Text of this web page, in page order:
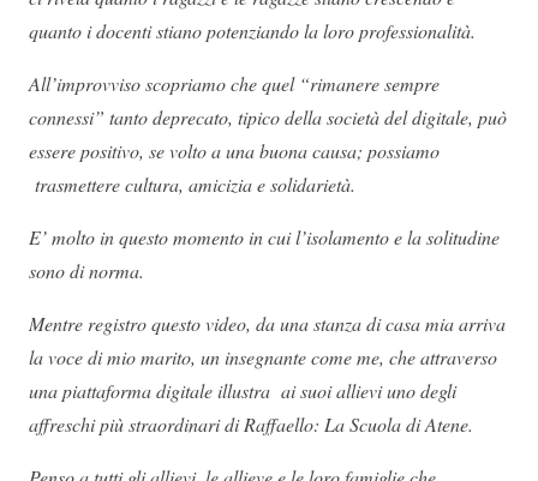
quanto i docenti stiano potenziando la loro professionalità.
All’improvviso scopriamo che quel “rimanere sempre
connessi” tanto deprecato, tipico della società del digitale, può
essere positivo, se volto a una buona causa; possiamo
trasmettere cultura, amicizia e solidarietà.
E’ molto in questo momento in cui l’isolamento e la solitudine
sono di norma.
Mentre registro questo video, da una stanza di casa mia arriva
la voce di mio marito, un insegnante come me, che attraverso
una piattaforma digitale illustra ai suoi allievi uno degli
affreschi più straordinari di Raffaello: La Scuola di Atene.